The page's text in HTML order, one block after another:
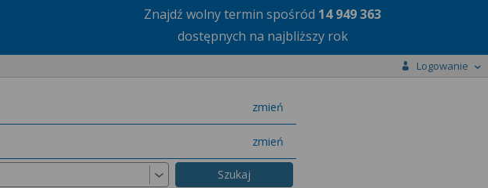
Znajdź wolny termin spośród 14 949 363
dostępnych na najbliższy rok
Logowanie
zmień
miasto
zmień
specjalizację